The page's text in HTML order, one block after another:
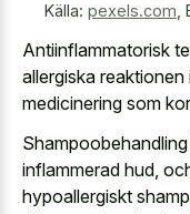
Källa: pexels.com
Antiinflammatorisk
allergiska reaktionen
medicinering som
inflammerad hud,
hypoallergiskt